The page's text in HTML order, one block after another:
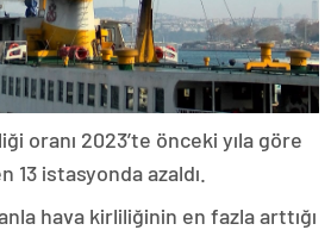
oranı 2023’te önceki yıla göre
13 istasyonda azaldı.
hava kirliliğinin en fazla arttığı